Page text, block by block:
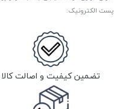
پست الکترونیک:
تضمین کیفیت و اصالت کالا